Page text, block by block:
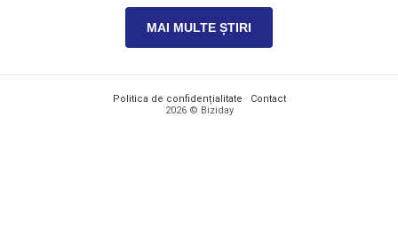
MAI MULTE ȘTIRI
Politica de confidențialitate · Contact
2026 © Biziday